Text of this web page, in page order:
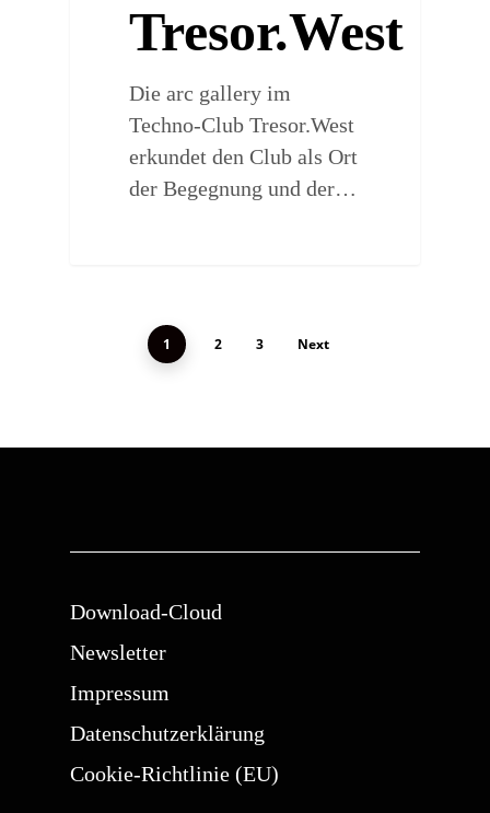
Tresor.West
Die arc gallery im
Techno-Club Tresor.West
erkundet den Club als Ort
der Begegnung und der…
1 2 3 Next
Download-Cloud
Newsletter
Impressum
Datenschutzerklärung
Cookie-Richtlinie (EU)